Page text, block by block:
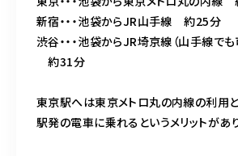
新宿・・・池袋からJR山手線 約25分
渋谷・・・池袋からJR埼京線（山手線でも
約31分
東京駅へは東京メトロ丸の内線の利用
駅発の電車に乗れるというメリットがあり